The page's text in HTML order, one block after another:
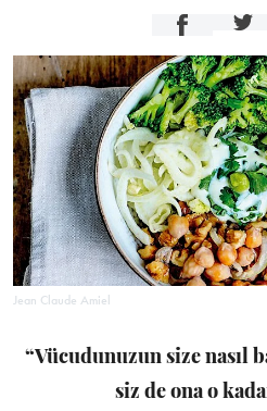
Jean Claude Amiel
“Vücudunuzun size nasıl
siz de ona o